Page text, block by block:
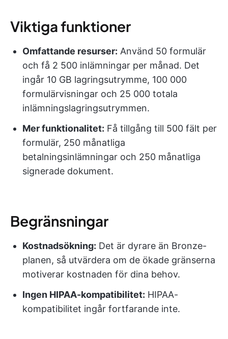
Viktiga funktioner
Omfattande resurser: Använd 50 formulär
och få 2 500 inlämningar per månad. Det
ingår 10 GB lagringsutrymme, 100 000
formulärvisningar och 25 000 totala
inlämningslagringsutrymmen.
Mer funktionalitet: Få tillgång till 500 fält per
formulär, 250 månatliga
betalningsinlämningar och 250 månatliga
signerade dokument.
Begränsningar
Kostnadsökning: Det är dyrare än Bronze-
planen, så utvärdera om de ökade gränserna
motiverar kostnaden för dina behov.
Ingen HIPAA-kompatibilitet: HIPAA-
kompatibilitet ingår fortfarande inte.